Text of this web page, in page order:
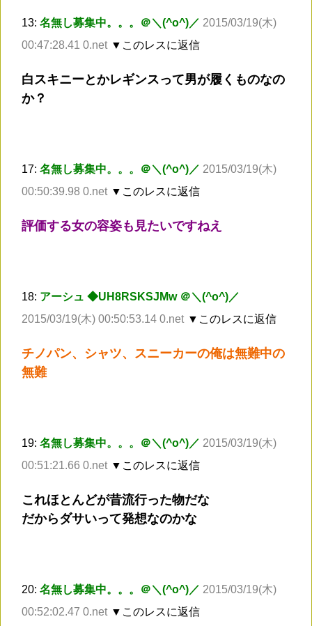
13: 名無し募集中。。。＠＼(^o^)／ 2015/03/19(木)
00:47:28.41 0.net ▼このレスに返信
白スキニーとかレギンスって男が履くものなの
か？
17: 名無し募集中。。。＠＼(^o^)／ 2015/03/19(木)
00:50:39.98 0.net ▼このレスに返信
評価する女の容姿も見たいですねえ
18: アーシュ ◆UH8RSKSJMw ＠＼(^o^)／
2015/03/19(木) 00:50:53.14 0.net ▼このレスに返信
チノパン、シャツ、スニーカーの俺は無難中の
無難
19: 名無し募集中。。。＠＼(^o^)／ 2015/03/19(木)
00:51:21.66 0.net ▼このレスに返信
これほとんどが昔流行った物だな
だからダサいって発想なのかな
20: 名無し募集中。。。＠＼(^o^)／ 2015/03/19(木)
00:52:02.47 0.net ▼このレスに返信